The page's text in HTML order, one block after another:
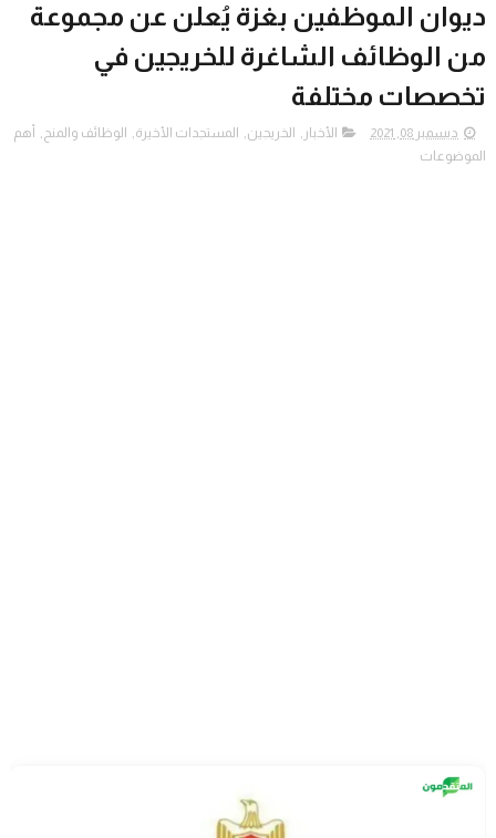
ديوان الموظفين بغزة يُعلن عن مجموعة
من الوظائف الشاغرة للخريجين في
تخصصات مختلفة
ديسمبر 08, 2021 الأخبار , الخريجين, المستجدات الأخيرة, الوظائف والمنح ,
أهم
الموضوعات